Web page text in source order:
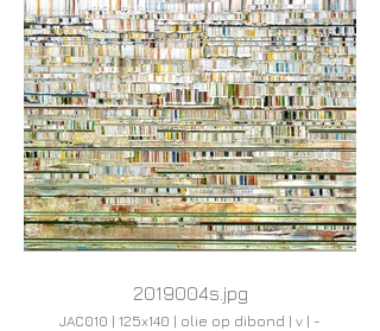
2019004s.jpg
JAC010 | 125x140 | olie op dibond | v | -